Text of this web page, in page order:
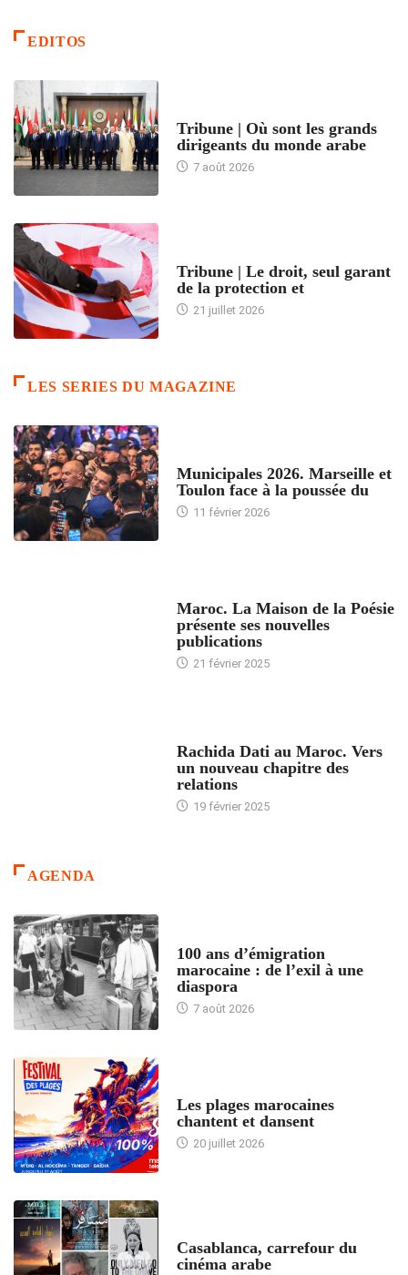
EDITOS
Tribune | Où sont les grands
dirigeants du monde arabe
7 août 2026
Tribune | Le droit, seul garant
de la protection et
21 juillet 2026
LES SERIES DU MAGAZINE
Municipales 2026. Marseille et
Toulon face à la poussée du
11 février 2026
Maroc. La Maison de la Poésie
présente ses nouvelles
publications
21 février 2025
Rachida Dati au Maroc. Vers
un nouveau chapitre des
relations
19 février 2025
AGENDA
100 ans d’émigration
marocaine : de l’exil à une
diaspora
7 août 2026
Les plages marocaines
chantent et dansent
20 juillet 2026
Casablanca, carrefour du
cinéma arabe